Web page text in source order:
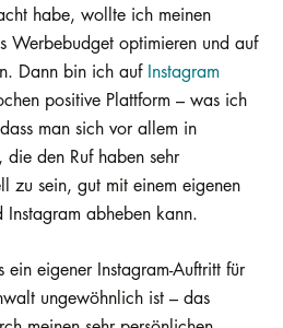
habe, wollte ich meinen
Werbebudget optimieren und auf
Dann bin ich auf Instagram
positive Plattform – was ich
man sich vor allem in
die den Ruf haben sehr
zu sein, gut mit einem eigenen
abheben kann.
ein eigener Instagram-Auftritt für
ungewöhnlich ist – das